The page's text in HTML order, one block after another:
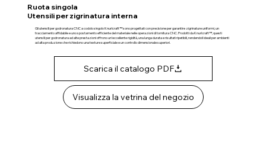
Ruota singola
Utensili per zigrinatura interna
Gli utensili per godronatura CNC a codolo singolo Knurlcraft™ sono progettati con precisione per garantire zigrinature uniformi, un
tracciamento affidabile e uno spostamento efficiente del materiale nelle operazioni di tornitura CNC. Prodotti da Knurlcraft™, questi
utensili per godronatura ad alte prestazioni offrono un'eccellente rigidità, una lunga durata e risultati ripetibili, rendendoli ideali per ambienti
ad alta produzione che richiedono una texture superficiale e un controllo dimensionale superiori.
Scarica il catalogo PDF
Visualizza la vetrina del negozio